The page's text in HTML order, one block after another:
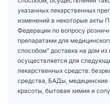
указанных лекарственных
изменений в некоторые акты
Федерации по вопросу
препаратами для
способом" доставка на дом из
осуществляется для
лекарственных средств:
средства, БАДы, медицинские
красоты, бытовая химия и